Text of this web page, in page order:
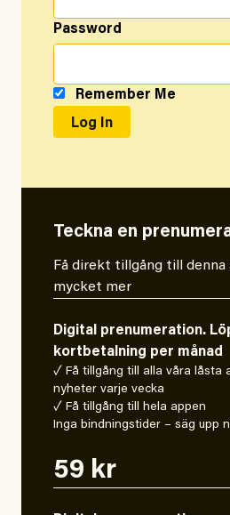
Password
Remember Me
Teckna en
Få direkt tillgång till
mycket mer
Digital prenumeration.
kortbetalning per månad
✓ Få tillgång till alla våra låsta
nyheter varje vecka
✓ Få tillgång till hela appen
Inga bindningstider – säg upp
59 kr